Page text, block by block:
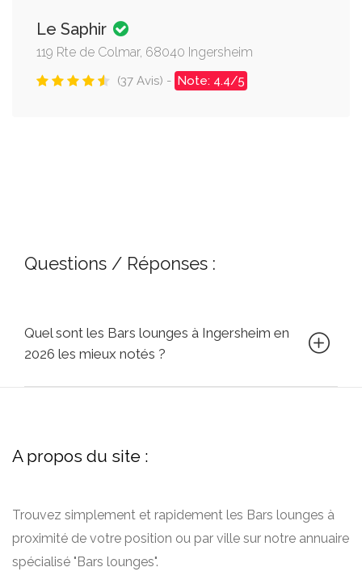
Le Saphir
119 Rte de Colmar, 68040 Ingersheim
(37 Avis) - Note: 4.4/5
Questions / Réponses :
Quel sont les Bars lounges à Ingersheim en
2026 les mieux notés ?
A propos du site :
Trouvez simplement et rapidement les Bars lounges à
proximité de votre position ou par ville sur notre annuaire
spécialisé "Bars lounges".